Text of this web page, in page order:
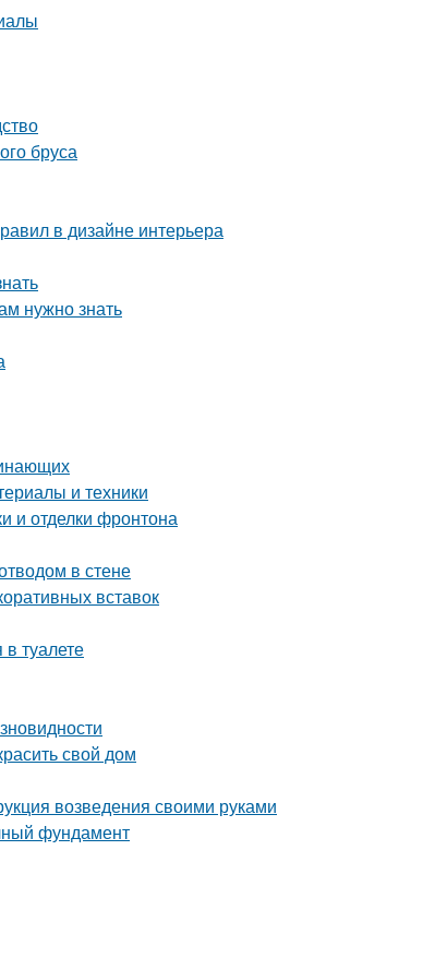
бруса
в дизайне интерьера
нужно знать
и техники
и отделки фронтона
в стене
вставок
туалете
свой дом
возведения своими руками
фундамент